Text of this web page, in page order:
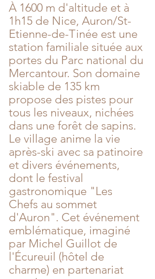
À 1600 m d'altitude et à
1h15 de Nice, Auron/St-
Etienne-de-Tinée est une
station familiale située aux
portes du Parc national du
Mercantour. Son domaine
skiable de 135 km
propose des pistes pour
tous les niveaux, nichées
dans une forêt de sapins.
Le village anime la vie
après-ski avec sa patinoire
et divers événements,
dont le festival
gastronomique "Les
Chefs au sommet
d'Auron". Cet événement
emblématique, imaginé
par Michel Guillot de
l'Écureuil (hôtel de
charme) en partenariat